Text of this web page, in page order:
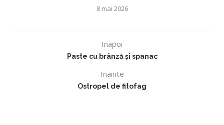
8 mai 2026
Inapoi
Paste cu brânză și spanac
Inainte
Ostropel de fitofag